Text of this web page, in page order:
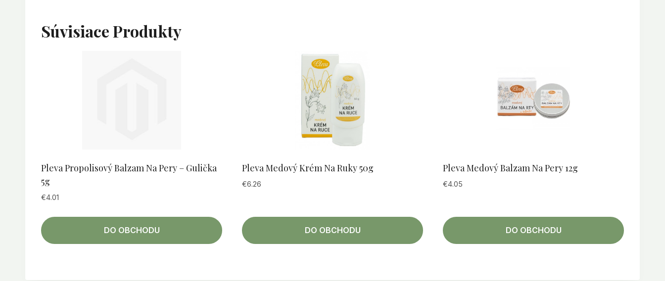
Súvisiace Produkty
Pleva Propolisový Balzam Na Pery – Gulička
5g
€4.01
DO OBCHODU
Pleva Medový Krém Na Ruky 50g
€6.26
DO OBCHODU
Pleva Medový Balzam Na Pery 12g
€4.05
DO OBCHODU